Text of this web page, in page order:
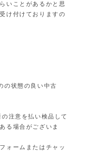
いことがあるかと思
け付けておりますの
の状態の良い中古
注意を払い検品して
る場合がございま
ォームまたはチャッ